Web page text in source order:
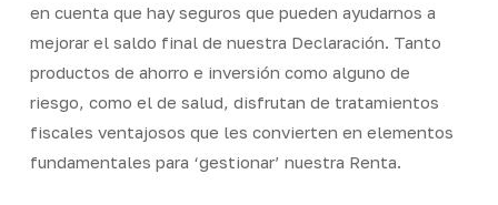
en cuenta que hay seguros que pueden ayudarnos a
mejorar el saldo final de nuestra Declaración. Tanto
productos de ahorro e inversión como alguno de
riesgo, como el de salud, disfrutan de tratamientos
fiscales ventajosos que les convierten en elementos
fundamentales para ‘gestionar’ nuestra Renta.